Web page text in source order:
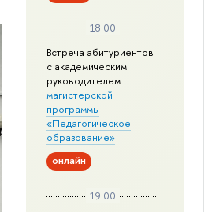
18:00
Встреча абитуриентов
с академическим
руководителем
магистерской
программы
«Педагогическое
образование»
онлайн
19:00